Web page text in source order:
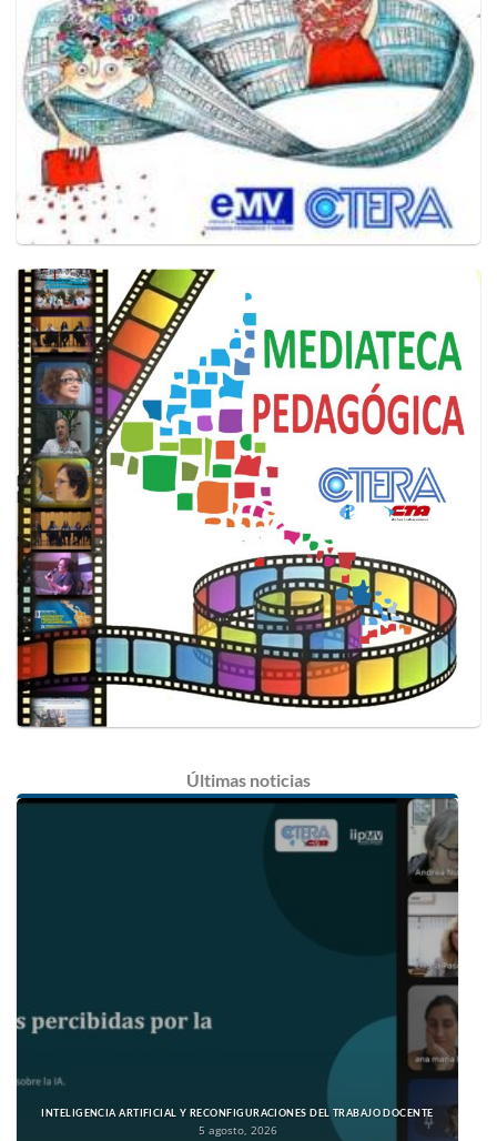
Últimas noticias
INTELIGENCIA ARTIFICIAL Y RECONFIGURACIONES DEL TRABAJO DOCENTE
5 agosto, 2026